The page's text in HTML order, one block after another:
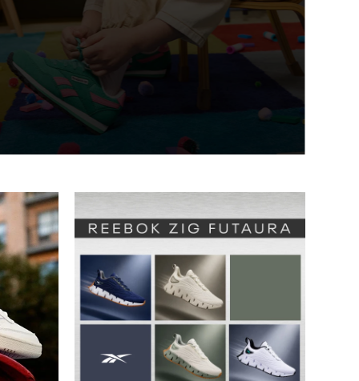
Niños